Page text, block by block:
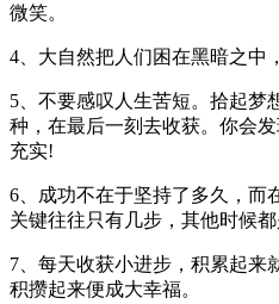
微笑。
4、大自然把人们困在黑暗之中
5、不要感叹人生苦短。拾起梦
种，在最后一刻去收获。你会
充实!
6、成功不在于坚持了多久，而
关键往往只有几步，其他时候都
7、每天收获小进步，积累起来
积攒起来便成大幸福。